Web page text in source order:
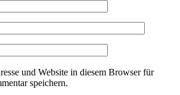
und Website in diesem Browser für
speichern.